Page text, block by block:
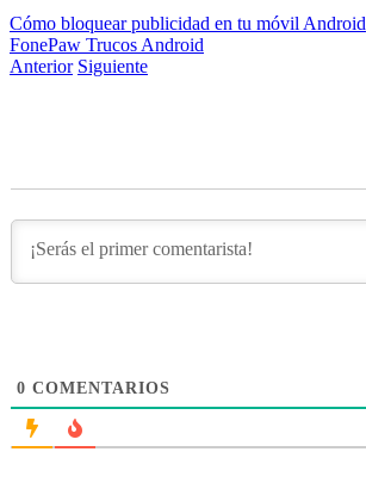
Cómo bloquear publicidad en tu móvil Android
FonePaw Trucos Android
Anterior Siguiente
0 COMENTARIOS